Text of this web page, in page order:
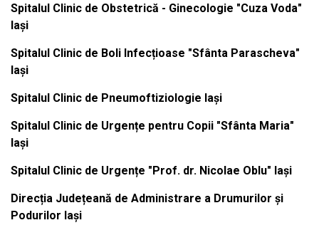
Spitalul Clinic de Obstetrică - Ginecologie "Cuza Voda"
Iași
Spitalul Clinic de Boli Infecțioase "Sfânta Parascheva"
Iași
Spitalul Clinic de Pneumoftiziologie Iași
Spitalul Clinic de Urgențe pentru Copii "Sfânta Maria"
Iași
Spitalul Clinic de Urgențe "Prof. dr. Nicolae Oblu" Iași
Direcția Județeană de Administrare a Drumurilor și
Podurilor Iași